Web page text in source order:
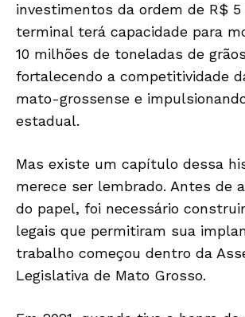
investimentos da ordem de R$ 5
terminal terá capacidade para
10 milhões de toneladas de
fortalecendo a competitividade
mato-grossense e
estadual.
Mas existe um capítulo dessa
merece ser lembrado. Antes de
do papel, foi necessário
legais que permitiram sua
trabalho começou dentro da
Legislativa de Mato Grosso.